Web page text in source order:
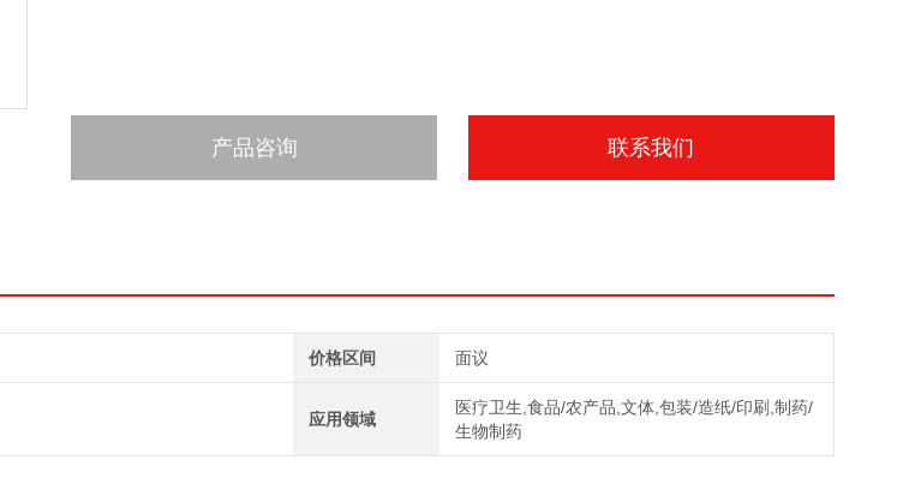
产品咨询 联系我们
价格区间 面议
应用领域
医疗卫生,食品/农产品,文体,包装/造纸/印刷,制药/
生物制药